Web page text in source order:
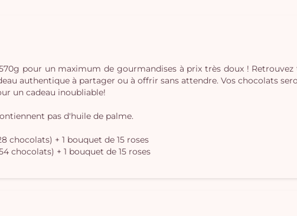
pour un maximum de gourmandises à prix très doux !
authentique à partager ou à offrir sans attendre. Vos chocolats
un cadeau inoubliable!
pas d'huile de palme.
chocolats) + 1 bouquet de 15 roses
chocolats) + 1 bouquet de 15 roses